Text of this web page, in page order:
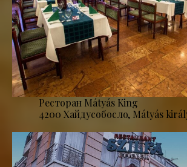
Ресторан Mátyás King
4200 Хайдусобосло, Mátyás